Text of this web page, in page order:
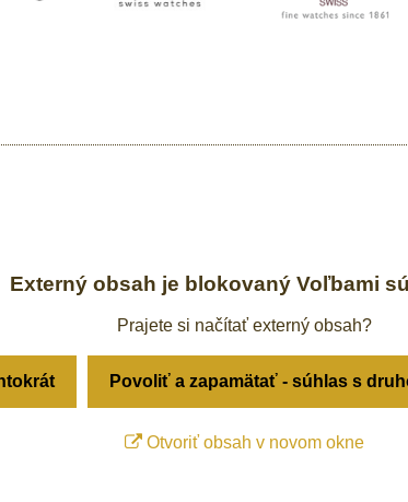
Externý obsah je blokovaný Voľbami
Prajete si načítať externý obsah?
Povoliť a zapamätať - súhlas s
Otvoriť obsah v novom okne